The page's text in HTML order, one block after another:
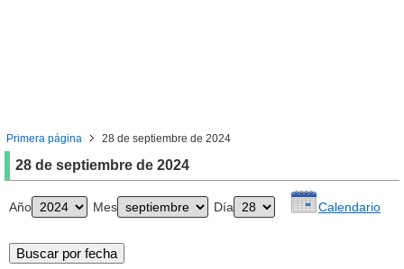
Primera página 28 de septiembre de 2024
28 de septiembre de 2024
Año Mes Día Calendario